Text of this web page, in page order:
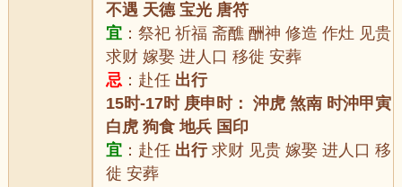
不遇 天德 宝光 唐符
宜 ：祭祀 祈福 斋醮 酬神 修造 作灶 见贵
求财 嫁娶 进人口 移徙 安葬
忌 ：赴任 出行
15时-17时 庚申时： 沖虎 煞南 时沖甲寅
白虎 狗食 地兵 国印
宜 ：赴任 出行求财 见贵 嫁娶 进人口 移
徙 安葬